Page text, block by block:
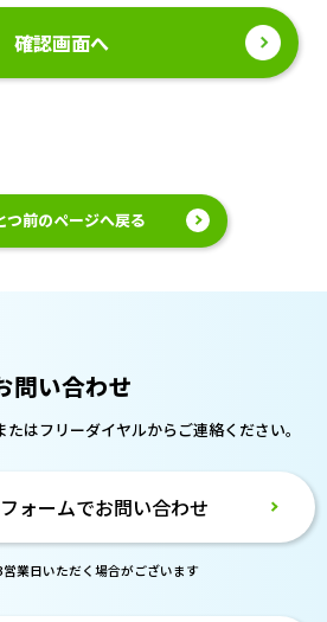
つ前のページへ戻る
問い合わせ
たはフリーダイヤルからご連絡ください。
ォームでお問い合わせ
業日いただく場合がございます